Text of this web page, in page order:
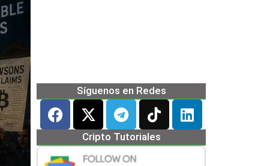
Síguenos en Redes
Cripto Tutoriales